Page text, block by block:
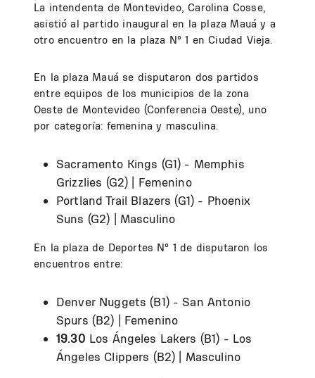
La intendenta de Montevideo, Carolina Cosse,
asistió al partido inaugural en la plaza Mauá y a
otro encuentro en la plaza N° 1 en Ciudad Vieja.
En la plaza Mauá se disputaron dos partidos
entre equipos de los municipios de la zona
Oeste de Montevideo (Conferencia Oeste), uno
por categoría: femenina y masculina.
Sacramento Kings (G1) - Memphis
Grizzlies (G2) | Femenino
Portland Trail Blazers (G1) - Phoenix
Suns (G2) | Masculino
En la plaza de Deportes N° 1 de disputaron los
encuentros entre:
Denver Nuggets (B1) - San Antonio
Spurs (B2) | Femenino
19.30 Los Ángeles Lakers (B1) - Los
Ángeles Clippers (B2) | Masculino